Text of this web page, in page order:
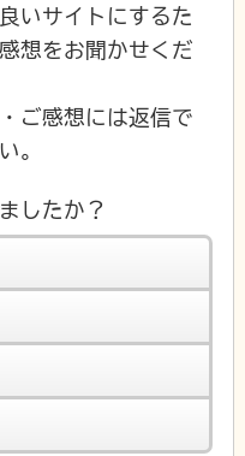
いサイトにするた
想をお聞かせくだ
ご感想には返信で
。
したか？